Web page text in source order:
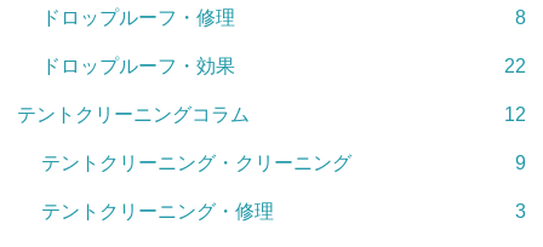
ドロップルーフ・修理 8
ドロップルーフ・効果 22
テントクリーニングコラム 12
テントクリーニング・クリーニング 9
テントクリーニング・修理 3